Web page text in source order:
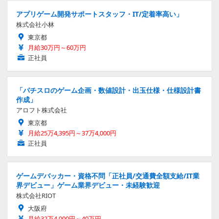
アプリゲーム開発サポートスタッフ・IT/定着率高い」
株式会社小林
東京都
月給30万円～60万円
正社員
「パチスロのゲーム企画・数値設計・出玉仕様・仕様設計書
作成」
アロフト株式会社
東京都
月給25万4,395円～37万4,000円
正社員
ゲームデバッカー・資格不問「正社員/交通費全額支給/IT業
界デビュー」ゲーム業界デビュー・未経験歓迎
株式会社RIOT
大阪府